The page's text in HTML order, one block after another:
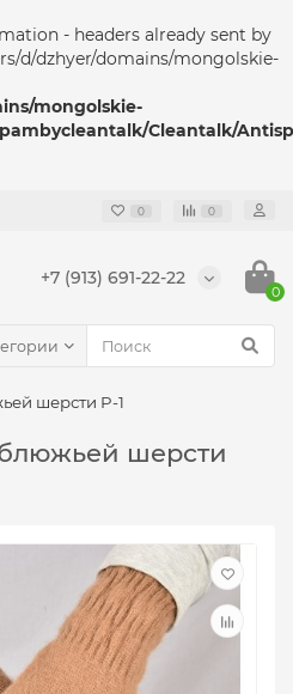
- headers already sent by
d/dzhyer/domains/mongolskie-
mongolskie-
Cleantalk/
0 0
+7 (913) 691-22-22
0
шерсти P-1
шерсти